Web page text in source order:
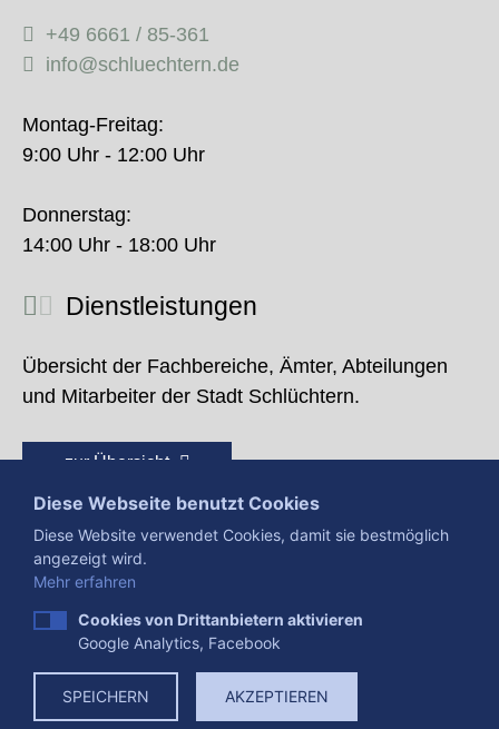
+49 6661 / 85-361
info@schluechtern.de
Montag-Freitag:
9:00 Uhr - 12:00 Uhr
Donnerstag:
14:00 Uhr - 18:00 Uhr
Dienstleistungen
Übersicht der Fachbereiche, Ämter, Abteilungen
und Mitarbeiter der Stadt Schlüchtern.
zur Übersicht
Presse Impressum
Datenschutzerklärung
Datenverarbeitung
Cookies
Diese Webseite benutzt Cookies
Diese Website verwendet Cookies, damit sie bestmöglich
angezeigt wird.
Mehr erfahren
Cookies von Drittanbietern aktivieren
Google Analytics, Facebook
SPEICHERN AKZEPTIEREN